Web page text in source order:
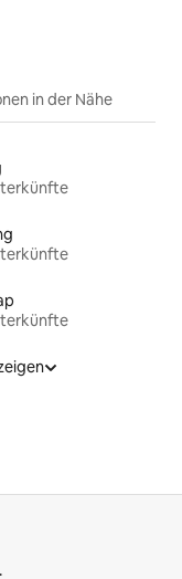
in der Nähe